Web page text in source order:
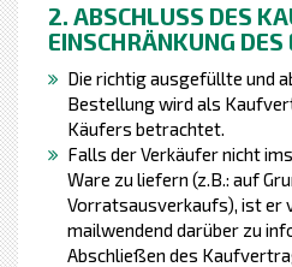
2. ABSCHLUSS DES
EINSCHRÄNKUNG
Die richtig ausgefüllte und
Bestellung wird als
Käufers betrachtet.
Falls der Verkäufer nicht
Ware zu liefern (z.B.: auf
Vorratsausverkaufs), ist er
mailwendend darüber zu
Abschließen des